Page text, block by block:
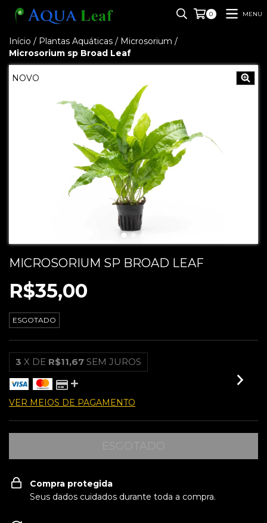
0 MENU
Início / Plantas Aquáticas / Microsorium /
Microsorium sp Broad Leaf
NOVO
MICROSORIUM SP BROAD LEAF
R$35,00
ESGOTADO
3 X DE R$11,67 SEM JUROS
VER MEIOS DE PAGAMENTO
Compra protegida
Seus dados cuidados durante toda a compra.